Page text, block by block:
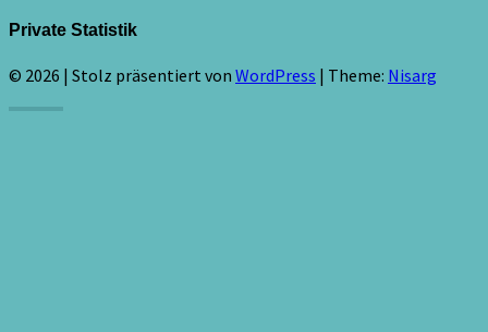
Private Statistik
© 2026 | Stolz präsentiert von WordPress | Theme: Nisarg